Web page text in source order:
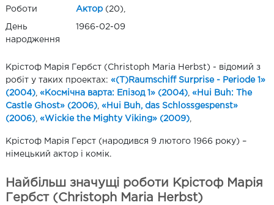
Роботи Актор (20),
День
народження
1966-02-09
Крістоф Марія Гербст (Christoph Maria Herbst) - відомий з
робіт у таких проектах: «(T)Raumschiff Surprise - Periode 1»
(2004) «Космічна варта: Епізод 1» (2004) «Hui Buh: The
Castle Ghost» (2006) «Hui Buh, das Schlossgespenst»
(2006) «Wickie the Mighty Viking» (2009)
Крістоф Марія Герст (народився 9 лютого 1966 року) –
німецький актор і комік.
Найбільш значущі роботи Крістоф Марія
Гербст (Christoph Maria Herbst)